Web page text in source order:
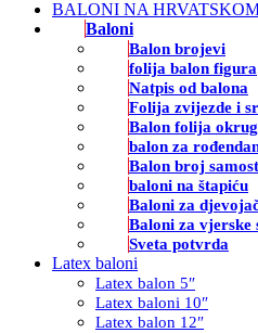
BALONI NA
Baloni
Balon brojevi
folija balon figura
Natpis od balona
Folija zvijezde i
Balon folija
balon za
Balon broj
baloni na štapiću
Baloni za
Baloni za vjerske
Sveta potvrda
Latex baloni
Latex balon 5″
Latex baloni 10″
Latex balon 12″